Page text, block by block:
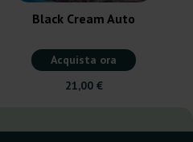
Black Cream Auto
Acquista ora
21,00 €